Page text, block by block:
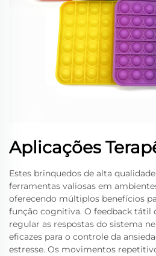
Aplicações
Estes brinquedos de alta
ferramentas valiosas em
oferecendo múltiplos benefícios
função cognitiva. O feedback tátil
regular as respostas do sistema
eficazes para o controle da
estresse. Os movimentos